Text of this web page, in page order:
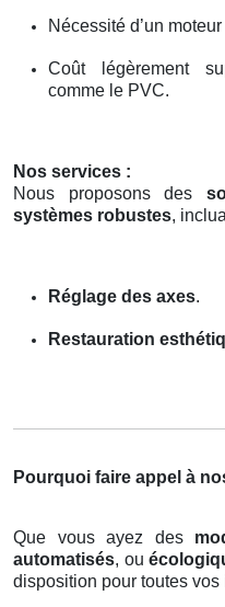
Nécessité d’un
Coût légèrement
comme le PVC.
Nos services :
Nous proposons des
systèmes robustes,
Réglage des axes.
Restauration
Pourquoi faire appel à
Que vous ayez des
automatisés, ou
disposition pour toutes vos